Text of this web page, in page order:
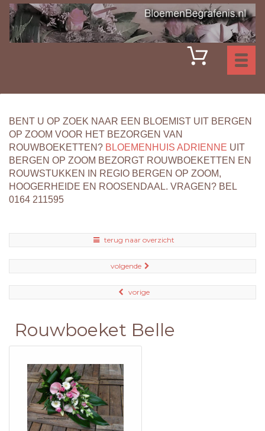
BENT U OP ZOEK NAAR EEN BLOEMIST UIT BERGEN
OP ZOOM VOOR HET BEZORGEN VAN
ROUWBOEKETTEN? BLOEMENHUIS ADRIENNE UIT
BERGEN OP ZOOM BEZORGT ROUWBOEKETTEN EN
ROUWSTUKKEN IN REGIO BERGEN OP ZOOM,
HOOGERHEIDE EN ROOSENDAAL. VRAGEN? BEL
0164 211595
terug naar overzicht
volgende
vorige
Rouwboeket Belle